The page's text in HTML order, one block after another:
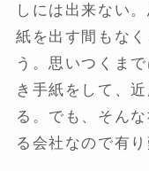
しには出来ない
紙を出す間もな
う。思いつくま
き手紙をして、
る。でも、そん
る会社なので有り